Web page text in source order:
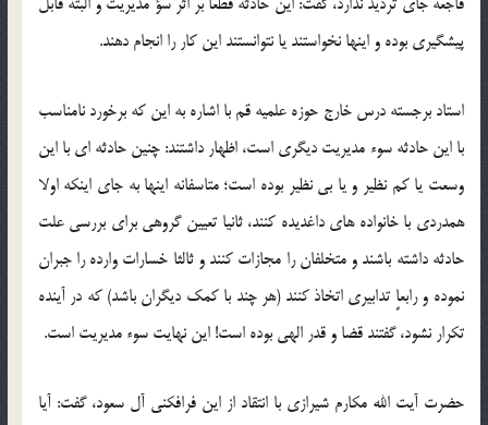
پیشگیری بوده و اینها نخواستند یا نتوانستند این کار را انجام دهند.
استاد برجسته درس خارج حوزه علمیه قم با اشاره به این که برخورد نامناسب
با این حادثه سوء مدیریت دیگری است، اظهار داشتند: چنین حادثه ای با این
وسعت یا کم نظیر و یا بی نظیر بوده است؛ متاسفانه اینها به جای اینکه اولا
همدردی با خانواده های داغدیده کنند، ثانیا تعیین گروهی برای بررسی علت
حادثه داشته باشند و متخلفان را مجازات کنند و ثالثا خسارات وارده را جبران
نموده و رابعاٍ تدابیری اتخاذ کنند (هر چند با کمک دیگران باشد) که در آینده
تکرار نشود، گفتند قضا و قدر الهی بوده است! این نهایت سوء مدیریت است.
حضرت آیت الله مکارم شیرازی با انتقاد از این فرافکنی آل سعود، گفت: آیا